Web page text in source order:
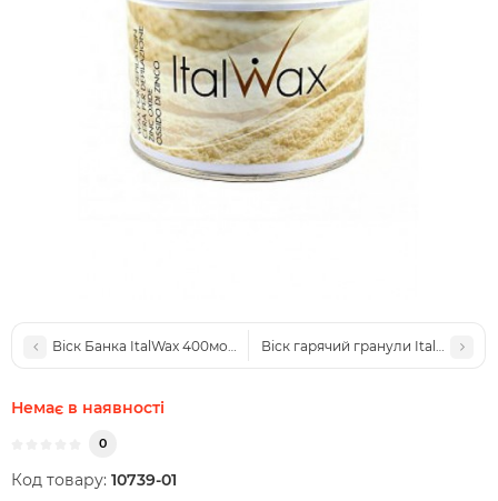
Віск Банка ItalWax 400мол. натуральнийВіск гарячий гранули ItalWax
Немає в наявності
0
Код товару: 10739-01